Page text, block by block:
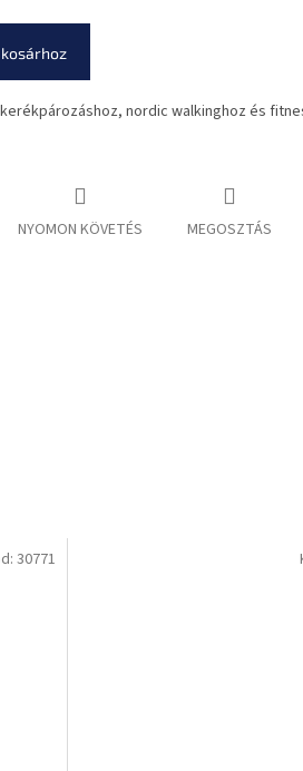
kerékpározáshoz, nordic walkinghoz és
NYOMON KÖVETÉS MEGOSZTÁS
30771